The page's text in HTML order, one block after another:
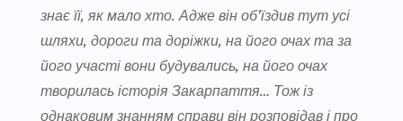
знає її, як мало хто. Адже він об’їздив тут усі
шляхи, дороги та доріжки, на його очах та за
його участі вони будувались, на його очах
творилась історія Закарпаття… Тож із
однаковим знанням справи він розповідав і про